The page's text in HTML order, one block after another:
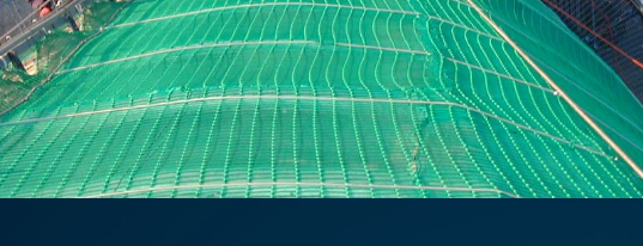
SCHUTZ- UND
SICHERHEITSMASSNAMEN